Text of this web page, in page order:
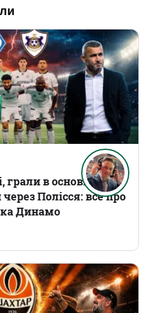
грали в основному
Полісся: все про
Динамо